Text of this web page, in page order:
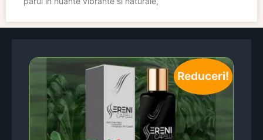
Reduceri!